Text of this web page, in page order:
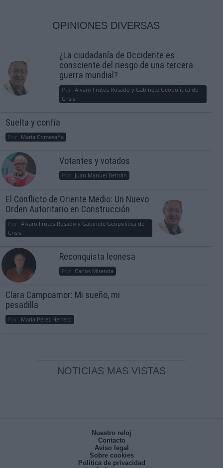
OPINIONES DIVERSAS
¿La ciudadanía de Occidente es
consciente del riesgo de una tercera
guerra mundial?
Por Álvaro Frutos Rosado y Gabinete Geopolítica de
Crisis
Suelta y confía
Por María Comesaña
Votantes y votados
Por Juan Manuel Beltrán
El Conflicto de Oriente Medio: Un Nuevo
Orden Autoritario en Construcción
Por Álvaro Frutos Rosado y Gabinete Geopolítica de
Crisis
Reconquista leonesa
Por Carlos Miranda
Clara Campoamor: Mi sueño, mi
pesadilla
Por María Pérez Herrero
NOTICIAS MAS VISTAS
Nuestro reloj
Contacto
Aviso legal
Sobre cookies
Política de privacidad